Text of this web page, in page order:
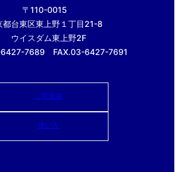
〒110-0015
都台東区東上野１丁目21-8
ウイスダム東上野2F
6427-7689 FAX.03-6427-7691
ご意見箱
使い方